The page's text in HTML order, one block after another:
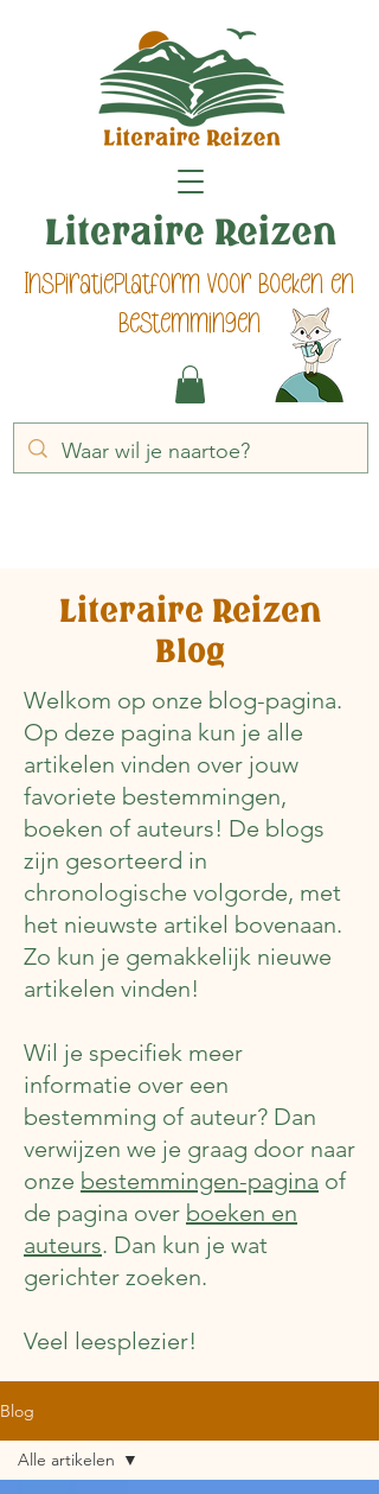
Inspiratieplatform voor boeken en
bestemmingen
Literaire Reizen
Literaire Reizen
Blog
Welkom op onze blog-pagina.
Op deze pagina kun je alle
artikelen vinden over jouw
favoriete bestemmingen,
boeken of auteurs! De blogs
zijn gesorteerd in
chronologische volgorde, met
het nieuwste artikel bovenaan.
Zo kun je gemakkelijk nieuwe
artikelen vinden!
Wil je specifiek meer
informatie over een
bestemming of auteur? Dan
verwijzen we je graag door naar
onze bestemmingen-pagina of
de pagina over boeken en
auteurs. Dan kun je wat
gerichter zoeken.
Veel leesplezier!
Blog
Alle artikelen